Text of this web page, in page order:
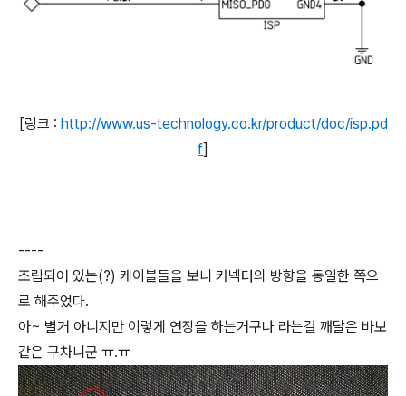
[링크 : http://www.us-technology.co.kr/product/doc/isp.pd
f]
----
조립되어 있는(?) 케이블들을 보니 커넥터의 방향을 동일한 쪽으
로 해주었다.
아~ 별거 아니지만 이렇게 연장을 하는거구나 라는걸 깨달은 바보
같은 구차니군 ㅠ.ㅠ